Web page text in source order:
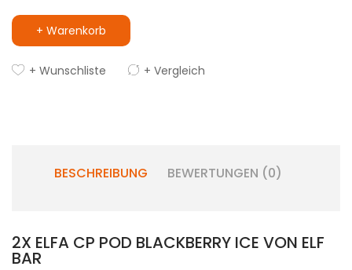
+ Warenkorb
+ Wunschliste + Vergleich
BESCHREIBUNG BEWERTUNGEN (0)
2X ELFA CP POD BLACKBERRY ICE VON ELF
BAR